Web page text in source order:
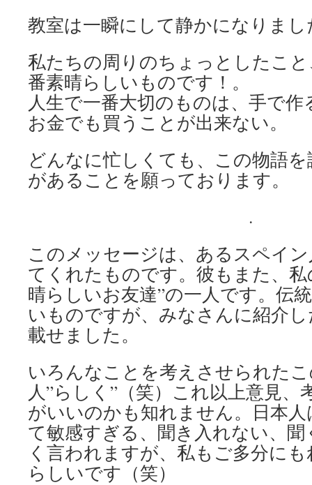
教室は一瞬にして静かになりまし
私たちの周りのちょっとしたこ
番素晴らしいものです！。
人生で一番大切のものは、手で
お金でも買うことが出来ない。
どんなに忙しくても、この物語
があることを願っております。
.
このメッセージは、あるスペイ
てくれたものです。彼もまた、
晴らしいお友達”の一人です。伝
いものですが、みなさんに紹介
載せました。
いろんなことを考えさせられた
人”らしく”（笑）これ以上意見
がいいのかも知れません。日本
て敏感すぎる、聞き入れない、
く言われますが、私もご多分に
らしいです（笑）